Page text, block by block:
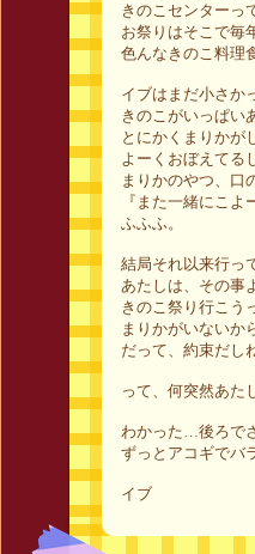
きのこセンターっ
お祭りはそこで毎
色んなきのこ料理
イブはまだ小さか
きのこがいっぱい
とにかくまりかが
よーくおぼえてる
まりかのやつ、口
『また一緒にこ
ふふふ。
結局それ以来行っ
あたしは、その事
きのこ祭り行こう
まりかがいないか
だって、約束だし
って、何突然あた
わかった…後ろで
ずっとアコギでバ
イブ